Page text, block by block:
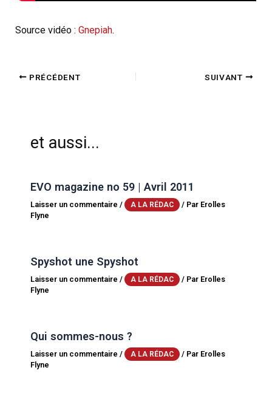
Source vidéo :Gnepiah.
PRÉCÉDENT SUIVANT
et aussi...
EVO magazine no 59 | Avril 2011
Laisser un commentaire / A LA RÉDAC / Par Erolles
Flyne
Spyshot une Spyshot
Laisser un commentaire / A LA RÉDAC / Par Erolles
Flyne
Qui sommes-nous ?
Laisser un commentaire / A LA RÉDAC / Par Erolles
Flyne